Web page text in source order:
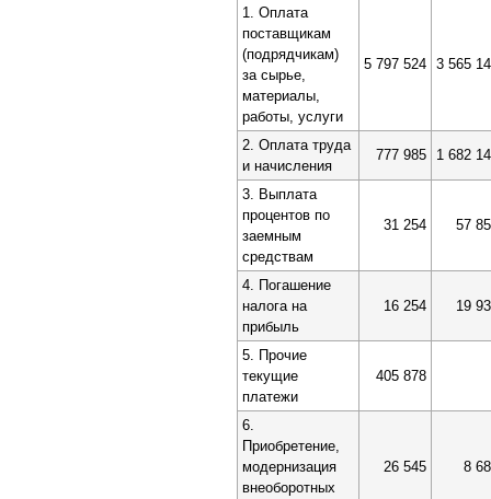
1. Оплата
поставщикам
(подрядчикам)
за сырье,
материалы,
работы, услуги
5 797 524 3 565
2. Оплата труда
и начисления
777 985 1 682
3. Выплата
процентов по
заемным
средствам
31 254 57
4. Погашение
налога на
прибыль
16 254 19
5. Прочие
текущие
платежи
405 878
6.
Приобретение,
модернизация
внеоборотных
26 545 8